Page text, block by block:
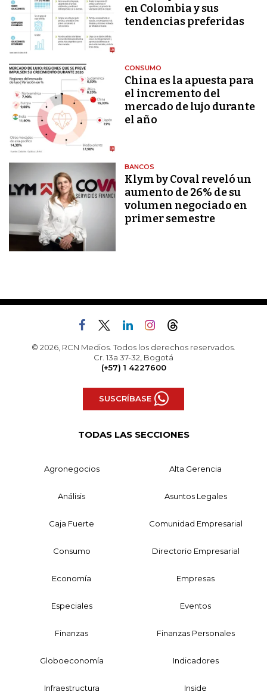
en Colombia y sus
tendencias preferidas
CONSUMO
China es la apuesta para
el incremento del
mercado de lujo durante
el año
BANCOS
Klym by Coval reveló un
aumento de 26% de su
volumen negociado en
primer semestre
© 2026, RCN Medios. Todos los derechos reservados.
Cr. 13a 37-32, Bogotá
(+57) 1 4227600
SUSCRÍBASE
TODAS LAS SECCIONES
Agronegocios Alta Gerencia
Análisis Asuntos Legales
Caja Fuerte Comunidad Empresarial
Consumo Directorio Empresarial
Economía Empresas
Especiales Eventos
Finanzas Finanzas Personales
Globoeconomía Indicadores
Infraestructura Inside